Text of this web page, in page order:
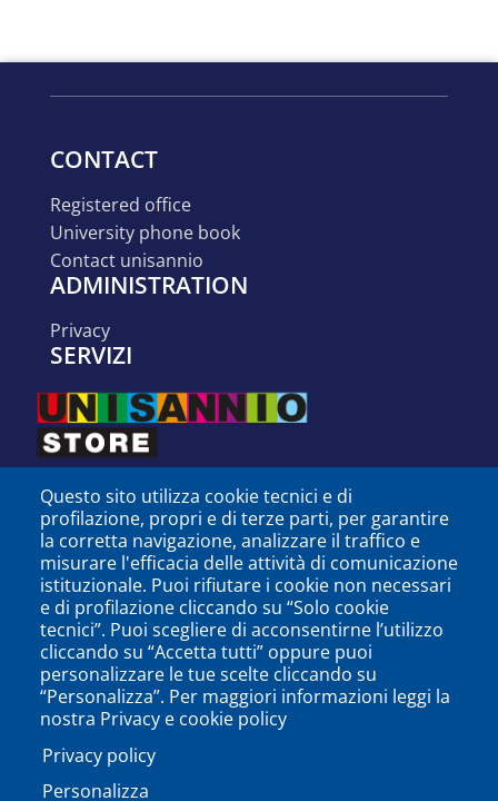
CONTACT
registered office
university phone book
contact unisannio
ADMINISTRATION
privacy
SERVIZI
SEGUICI SU
Questo sito utilizza cookie tecnici e di
profilazione, propri e di terze parti, per garantire
la corretta navigazione, analizzare il traffico e
misurare l'efficacia delle attività di comunicazione
istituzionale. Puoi rifiutare i cookie non necessari
e di profilazione cliccando su “Solo cookie
tecnici”. Puoi scegliere di acconsentirne l’utilizzo
cliccando su “Accetta tutti” oppure puoi
personalizzare le tue scelte cliccando su
“Personalizza”. Per maggiori informazioni leggi la
nostra Privacy e cookie policy
Privacy policy
Personalizza